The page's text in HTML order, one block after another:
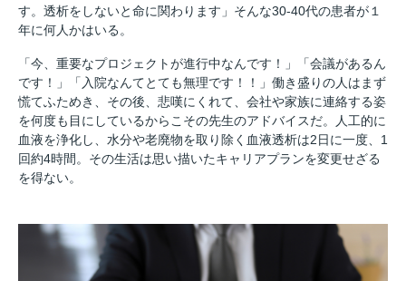
す。透析をしないと命に関わります」そんな30-40代の患者が１
年に何人かはいる。
「今、重要なプロジェクトが進行中なんです！」「会議があるん
です！」「入院なんてとても無理です！！」働き盛りの人はまず
慌てふためき、その後、悲嘆にくれて、会社や家族に連絡する姿
を何度も目にしているからこその先生のアドバイスだ。人工的に
血液を浄化し、水分や老廃物を取り除く血液透析は2日に一度、1
回約4時間。その生活は思い描いたキャリアプランを変更せざる
を得ない。